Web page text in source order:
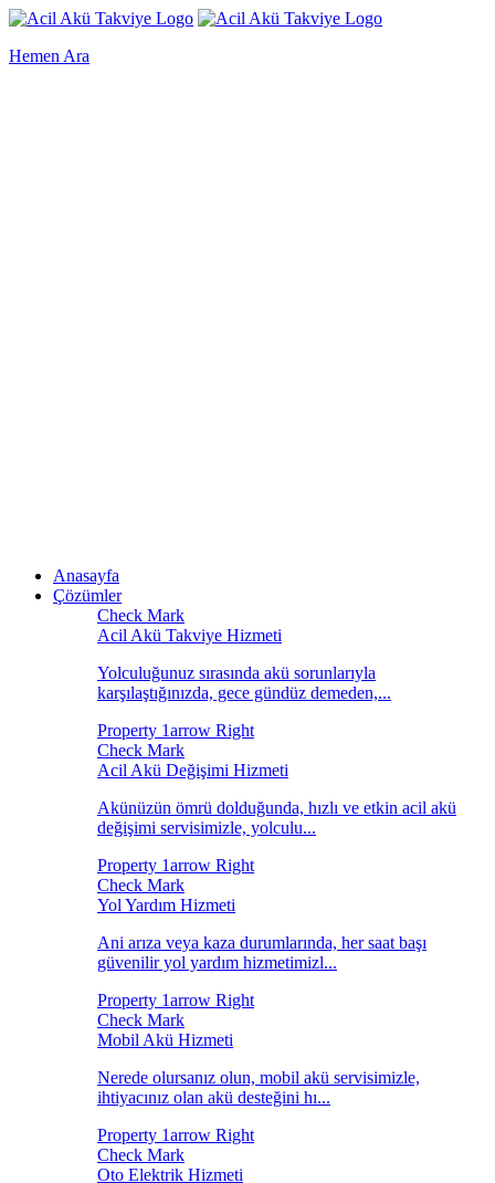
Hemen Ara
Anasayfa
Çözümler
Acil Akü Takviye Hizmeti
Yolculuğunuz sırasında akü sorunlarıyla
karşılaştığınızda, gece gündüz demeden,...
Acil Akü Değişimi Hizmeti
Akünüzün ömrü dolduğunda, hızlı ve etkin acil akü
değişimi servisimizle, yolculu...
Yol Yardım Hizmeti
Ani arıza veya kaza durumlarında, her saat başı
güvenilir yol yardım hizmetimizl...
Mobil Akü Hizmeti
Nerede olursanız olun, mobil akü servisimizle,
ihtiyacınız olan akü desteğini hı...
Oto Elektrik Hizmeti